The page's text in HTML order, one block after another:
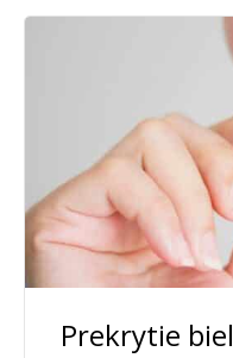
Prekrytie